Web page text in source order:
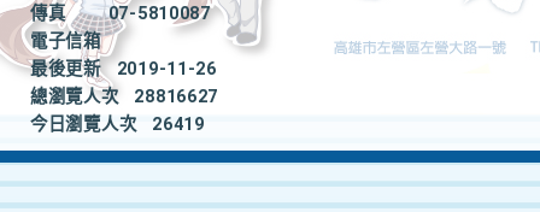
傳真
07-5810087
電子信箱
最後更新
2019-11-26
總瀏覽人次
28816627
今日瀏覽人次
26419